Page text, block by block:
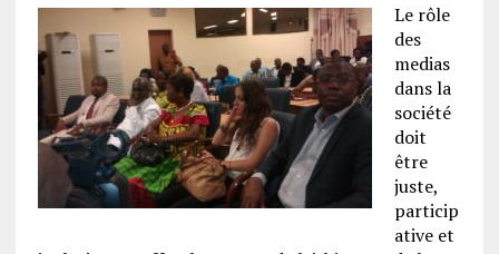
Le rôle
des
medias
dans la
société
doit
être
juste,
particip
ative et